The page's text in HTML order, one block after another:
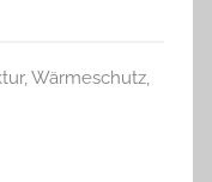
Wärmeschutz,